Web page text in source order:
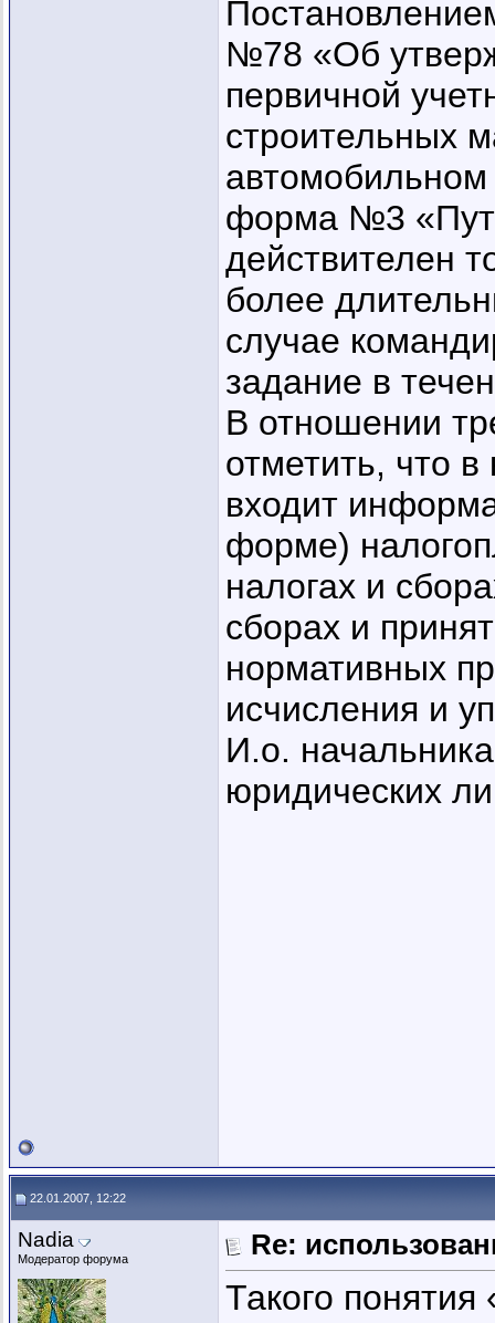
№78 «Об
первичной
строительных
автомобильном
форма №3
действителен
более
случае
задание в
В отношении
отметить, что
входит
форме)
налогах и
сборах и
нормативных
исчисления и
И.о.
юридических
22.01.2007, 12:22
Nadia
Модератор форума Re:
Такого